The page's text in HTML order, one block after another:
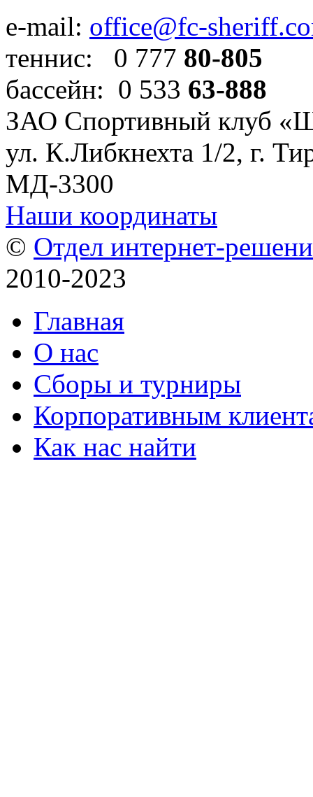
e-mail: office@fc-
теннис: 0 777 80-805
бассейн: 0 533 63-888
ЗАО Спортивный клуб
ул. К.Либкнехта 1/2, г.
МД-3300
Наши координаты
© Отдел интернет-
2010-2023
Главная
О нас
Сборы и турниры
Корпоративным
Как нас найти